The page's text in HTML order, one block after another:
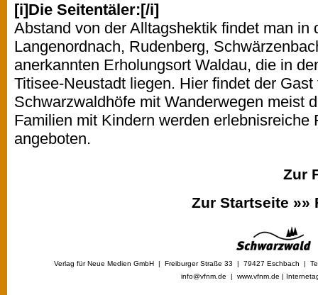
[i]Die Seitentäler:[/i]
Abstand von der Alltagshektik findet man in
Langenordnach, Rudenberg,
anerkannten Erholungsort Waldau, die in
Titisee-Neustadt liegen. Hier findet der
Schwarzwaldhöfe mit Wanderwegen meist
Familien mit Kindern werden erlebnisreiche
angeboten.
Zur
Zur Startseite »»
Verlag für Neue Medien GmbH | Freiburger Straße 33 | 79427 Eschbach |
info@vfnm.de | www.vfnm.de |